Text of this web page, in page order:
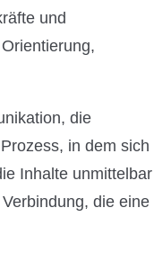
und
die
in dem sich
Inhalte unmittelbar
die eine